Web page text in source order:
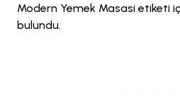
Modern Yemek Masasi etiketi
bulundu.